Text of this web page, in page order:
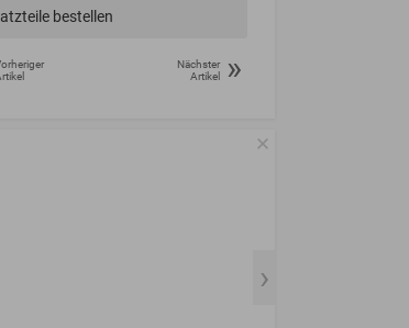
bestellen
Nächster
Artikel
»